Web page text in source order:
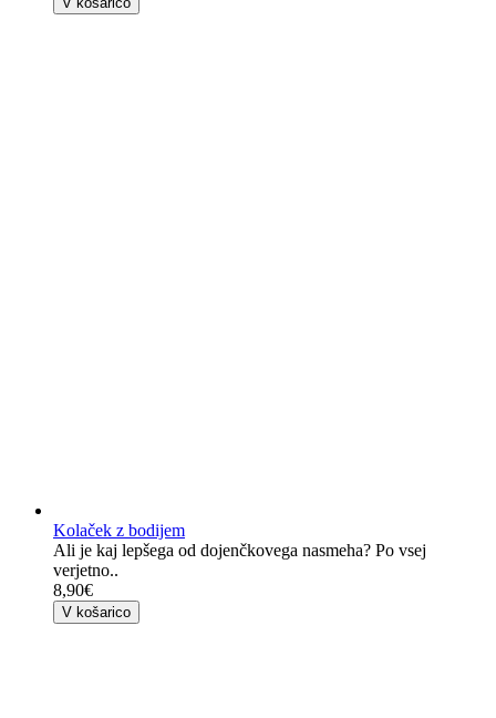
Kolaček z bodijem
Ali je kaj lepšega od dojenčkovega nasmeha? Po vsej
verjetno..
8,90€